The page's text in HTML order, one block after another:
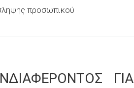
προσωπικού
ΓΙΑ